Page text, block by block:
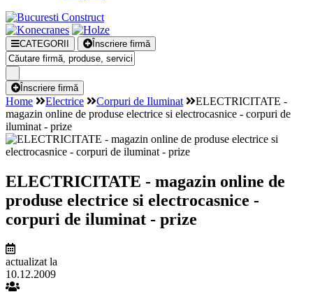
CATEGORII Înscriere firmă
Înscriere firmă
Home Electrice Corpuri de Iluminat
ELECTRICITATE -
magazin online de produse electrice si electrocasnice - corpuri de
iluminat - prize
ELECTRICITATE - magazin online de
produse electrice si electrocasnice -
corpuri de iluminat - prize
actualizat la
10.12.2009